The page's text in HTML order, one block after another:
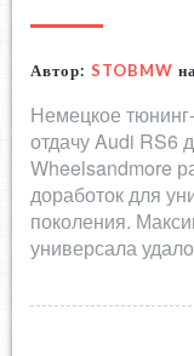
Автор: STOBMW
Немецкое
отдачу Audi RS6
Wheelsandmore
доработок для
поколения.
универсала